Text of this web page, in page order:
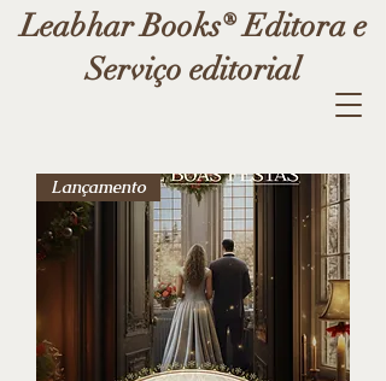
Leabhar Books® Editora e
Serviço editorial
Lançamento